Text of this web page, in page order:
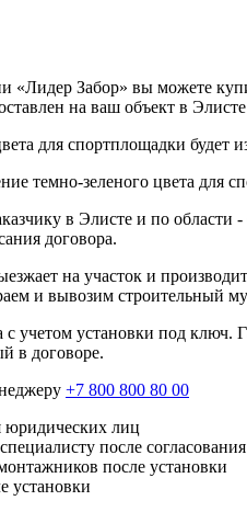
«Лидер Забор» вы можете
на ваш объект в
для спортплощадки
темно-зеленого цвета для
в Элисте и по
договора.
на участок и
и вывозим строительный
с учетом установки под
в договоре.
+7 800 800 80 00
юридических лиц
после
после установки
установки